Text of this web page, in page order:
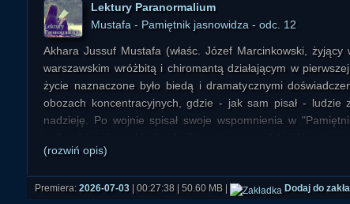
rzeczywistości) 00:19:24
04) Duch. Zjawa "starej babuszki" w garażu 00:25:26
05) "Duch Indianina" w dzieciństwie 00:30:09
06) Zakapturzona postać-widmo w lesie 00:32:01
07) "Białasy" widywane w dzieciństwie 00:33:13
08) Słów kilka na koniec 00:46:57
Lektury Paranormalium
Mustafa - Pamiętnik jasnowidza - odc. 12
Akhara Jussuf Mustafa (właśc. Józef Marcinkowski, żyjący
warszawskim wróżbitą i chiromantą działającym w
życie naznaczone było biedą i dramatycznymi
obozach koncentracyjnych, gdzie - jak sam pisał - ludzie
nadzieję. Po wojnie spisał swoje wspomnienia w
"Lektury Paranormalium".
(rozwiń opis)
Premiera: 2026-07-03 | 00:27:38 | 50.60 MB | Dodaj do